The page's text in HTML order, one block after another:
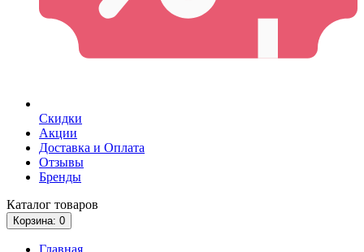
Скидки
Акции
Доставка и Оплата
Отзывы
Бренды
Каталог товаров
Корзина: 0